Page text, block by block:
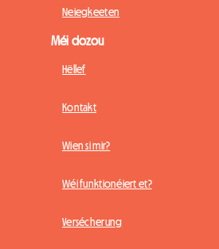
Neiegkeeten
Méi dozou
Hëllef
Kontakt
Wien si mir?
Wéi funktionéiert et?
Versécherung